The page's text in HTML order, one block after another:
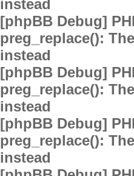
instead
[phpBB Debug]
preg_replace():
instead
[phpBB Debug]
preg_replace():
instead
[phpBB Debug]
preg_replace():
instead